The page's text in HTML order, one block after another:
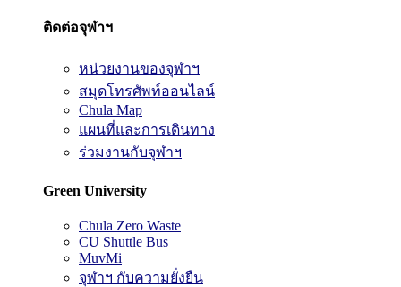
ติดต่อจุฬาฯ
หน่วยงานของจุฬาฯ
สมุดโทรศัพท์ออนไลน์
Chula Map
แผนที่และการเดินทาง
ร่วมงานกับจุฬาฯ
Green University
Chula Zero Waste
CU Shuttle Bus
MuvMi
จุฬาฯ กับความยั่งยืน